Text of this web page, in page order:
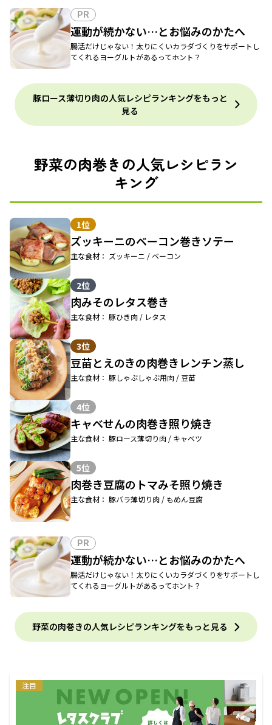
PR
運動が続かない…とお悩みのかたへ
腸活だけじゃない！太りにくいカラダづくりをサポートし
てくれるヨーグルトがあるってホント？
豚ロース薄切り肉の人気レシピランキングをもっと
見る
野菜の肉巻きの人気レシピラン
キング
1位
ズッキーニのベーコン巻きソテー
主な食材： ズッキーニ / ベーコン
2位
肉みそのレタス巻き
主な食材： 豚ひき肉 / レタス
3位
豆苗とえのきの肉巻きレンチン蒸し
主な食材： 豚しゃぶしゃぶ用肉 / 豆苗
4位
キャベせんの肉巻き照り焼き
主な食材： 豚ロース薄切り肉 / キャベツ
5位
肉巻き豆腐のトマみそ照り焼き
主な食材： 豚バラ薄切り肉 / もめん豆腐
PR
運動が続かない…とお悩みのかたへ
腸活だけじゃない！太りにくいカラダづくりをサポートし
てくれるヨーグルトがあるってホント？
野菜の肉巻きの人気レシピランキングをもっと見る
注目